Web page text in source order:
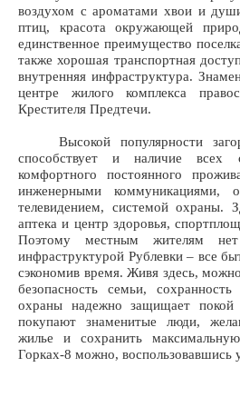
воздухом с ароматами хвои и
птиц, красота окружающей
единственное преимущество
также хорошая транспортная
внутренняя инфраструктура.
центре жилого комплекса
Крестителя Предтечи.
Высокой популярности
способствует и наличие всех
комфортного постоянного
инженерными коммуникациями,
телевидением, системой охраны.
аптека и центр здоровья,
Поэтому местным жителям
инфраструктурой Рублевки – все
сэкономив время. Живя здесь,
безопасность семьи,
охраны надежно защищает покой
покупают знаменитые люди,
жилье и сохранить
Горках-8 можно, воспользовавшись